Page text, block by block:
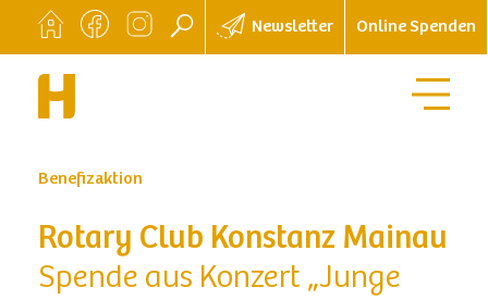
Newsletter Online Spenden
Benefizaktion
Rotary Club Konstanz Mainau
Spende aus Konzert „Junge